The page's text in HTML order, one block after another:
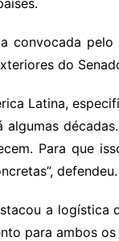
a
s
o
o
m
convocada
do
Latina,
Para que
defendeu.
a
para ambos os